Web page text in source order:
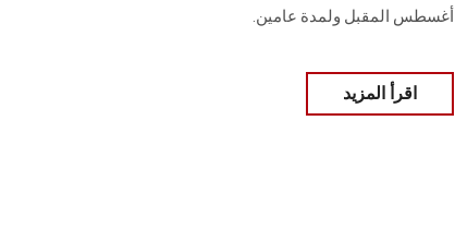
أغسطس المقبل ولمدة عامين.
اقرأ المزيد